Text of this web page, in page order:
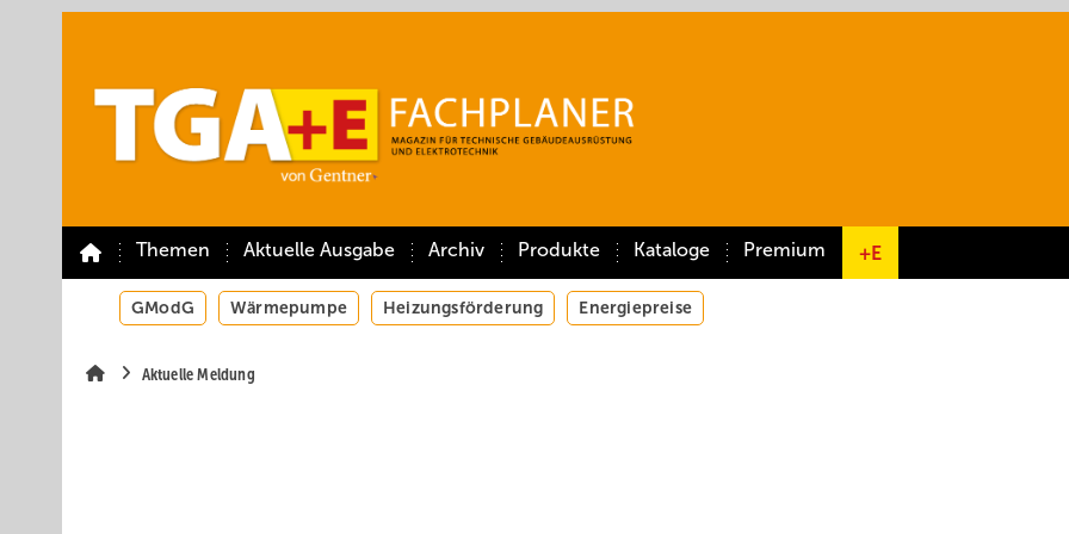
Themen Aktuelle Ausgabe Archiv Produkte Kataloge Premium +E
GModG Wärmepumpe Heizungsförderung Energiepreise
Aktuelle Meldung